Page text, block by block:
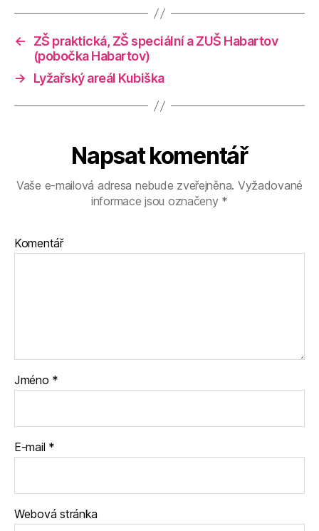
←
ZŠ praktická, ZŠ speciální a ZUŠ Habartov
(pobočka Habartov)
→
Lyžařský areál Kubiška
Napsat komentář
Vaše e-mailová adresa nebude zveřejněna. Vyžadované
informace jsou označeny *
Komentář
Jméno *
E-mail *
Webová stránka